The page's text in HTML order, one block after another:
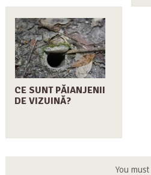
CE SUNT PĂIANJENII
DE VIZUINĂ?
You